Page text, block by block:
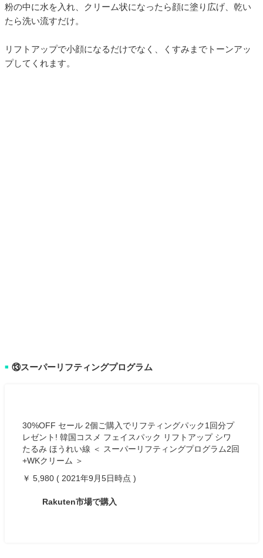
粉の中に水を入れ、クリーム状になったら顔に塗り広げ、乾い
たら洗い流すだけ。
リフトアップで小顔になるだけでなく、くすみまでトーンアッ
プしてくれます。
■ ⑬スーパーリフティングプログラム
30%OFF セール 2個ご購入でリフティングパック1回分プ
レゼント! 韓国コスメ フェイスパック リフトアップ シワ
たるみ ほうれい線 ＜ スーパーリフティングプログラム2回
+WKクリーム ＞
￥ 5,980 ( 2021年9月5日時点 )
Rakuten市場で購入